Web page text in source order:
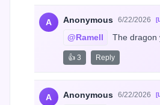
A Anonymous 6/22/2026
@Ramell The dragon
👍 3 Reply
A Anonymous 6/22/2026